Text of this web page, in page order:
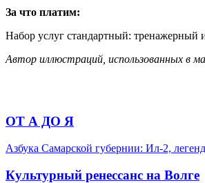
За что платим:
Набор услуг стандартный: тренажерный
Автор иллюстраций, использованных в
ОТ А ДО Я
Азбука Самарской губернии: Ил-2,
Культурный ренессанс на Волге